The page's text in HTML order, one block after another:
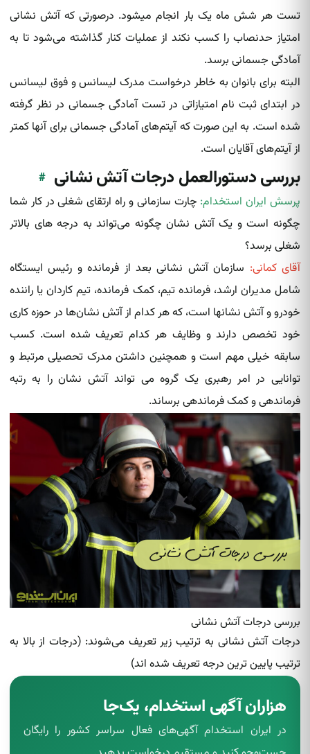
تست هر شش ماه یک بار انجام میشود. درصورتی که آتش‌ نشانی‌
امتیاز حدنصاب را کسب نکند از عملیات کنار گذاشته می‌شود تا به
آمادگی جسمانی برسد.
البته برای بانوان به خاطر درخواست مدرک لیسانس و فوق لیسانس
در ابتدای ثبت نام امتیازاتی در تست آمادگی جسمانی در نظر گرفته‌
شده‌ است. به این صورت که آیتم‌های آمادگی جسمانی برای آنها کمتر
از آیتم‌های آقایان است.
بررسی دستورالعمل درجات آتش نشانی #
پرسش ایران استخدام: چارت سازمانی و راه ارتقای شغلی در کار شما
چگونه است و یک آتش‌ نشان‌ چگونه می‌تواند به درجه های بالاتر
شغلی برسد؟
آقای کمانی: سازمان آتش نشانی بعد از فرمانده و رئیس ایستگاه
شامل مدیران ارشد، فرمانده تیم، کمک فرمانده، تیم کاردان یا راننده
خودرو و آتش‌ نشانها است، که هر کدام از آتش‌ نشان‌ها در حوزه کاری
خود تخصص دارند و وظایف هر کدام تعریف شده‌ است. کسب
سابقه خیلی مهم است و همچنین داشتن مدرک تحصیلی مرتبط و
توانایی در امر رهبری یک گروه می تواند آتش نشان را به رتبه
فرماندهی و کمک فرماندهی برساند.
بررسی درجات آتش نشانی
درجات آتش نشانی به ترتیب زیر تعریف می‌شوند: (درجات از بالا به
ترتیب پایین ترین درجه تعریف شده اند)
هزاران آگهی استخدام، یک‌جا
در ایران استخدام آگهی‌های فعال سراسر کشور را رایگان